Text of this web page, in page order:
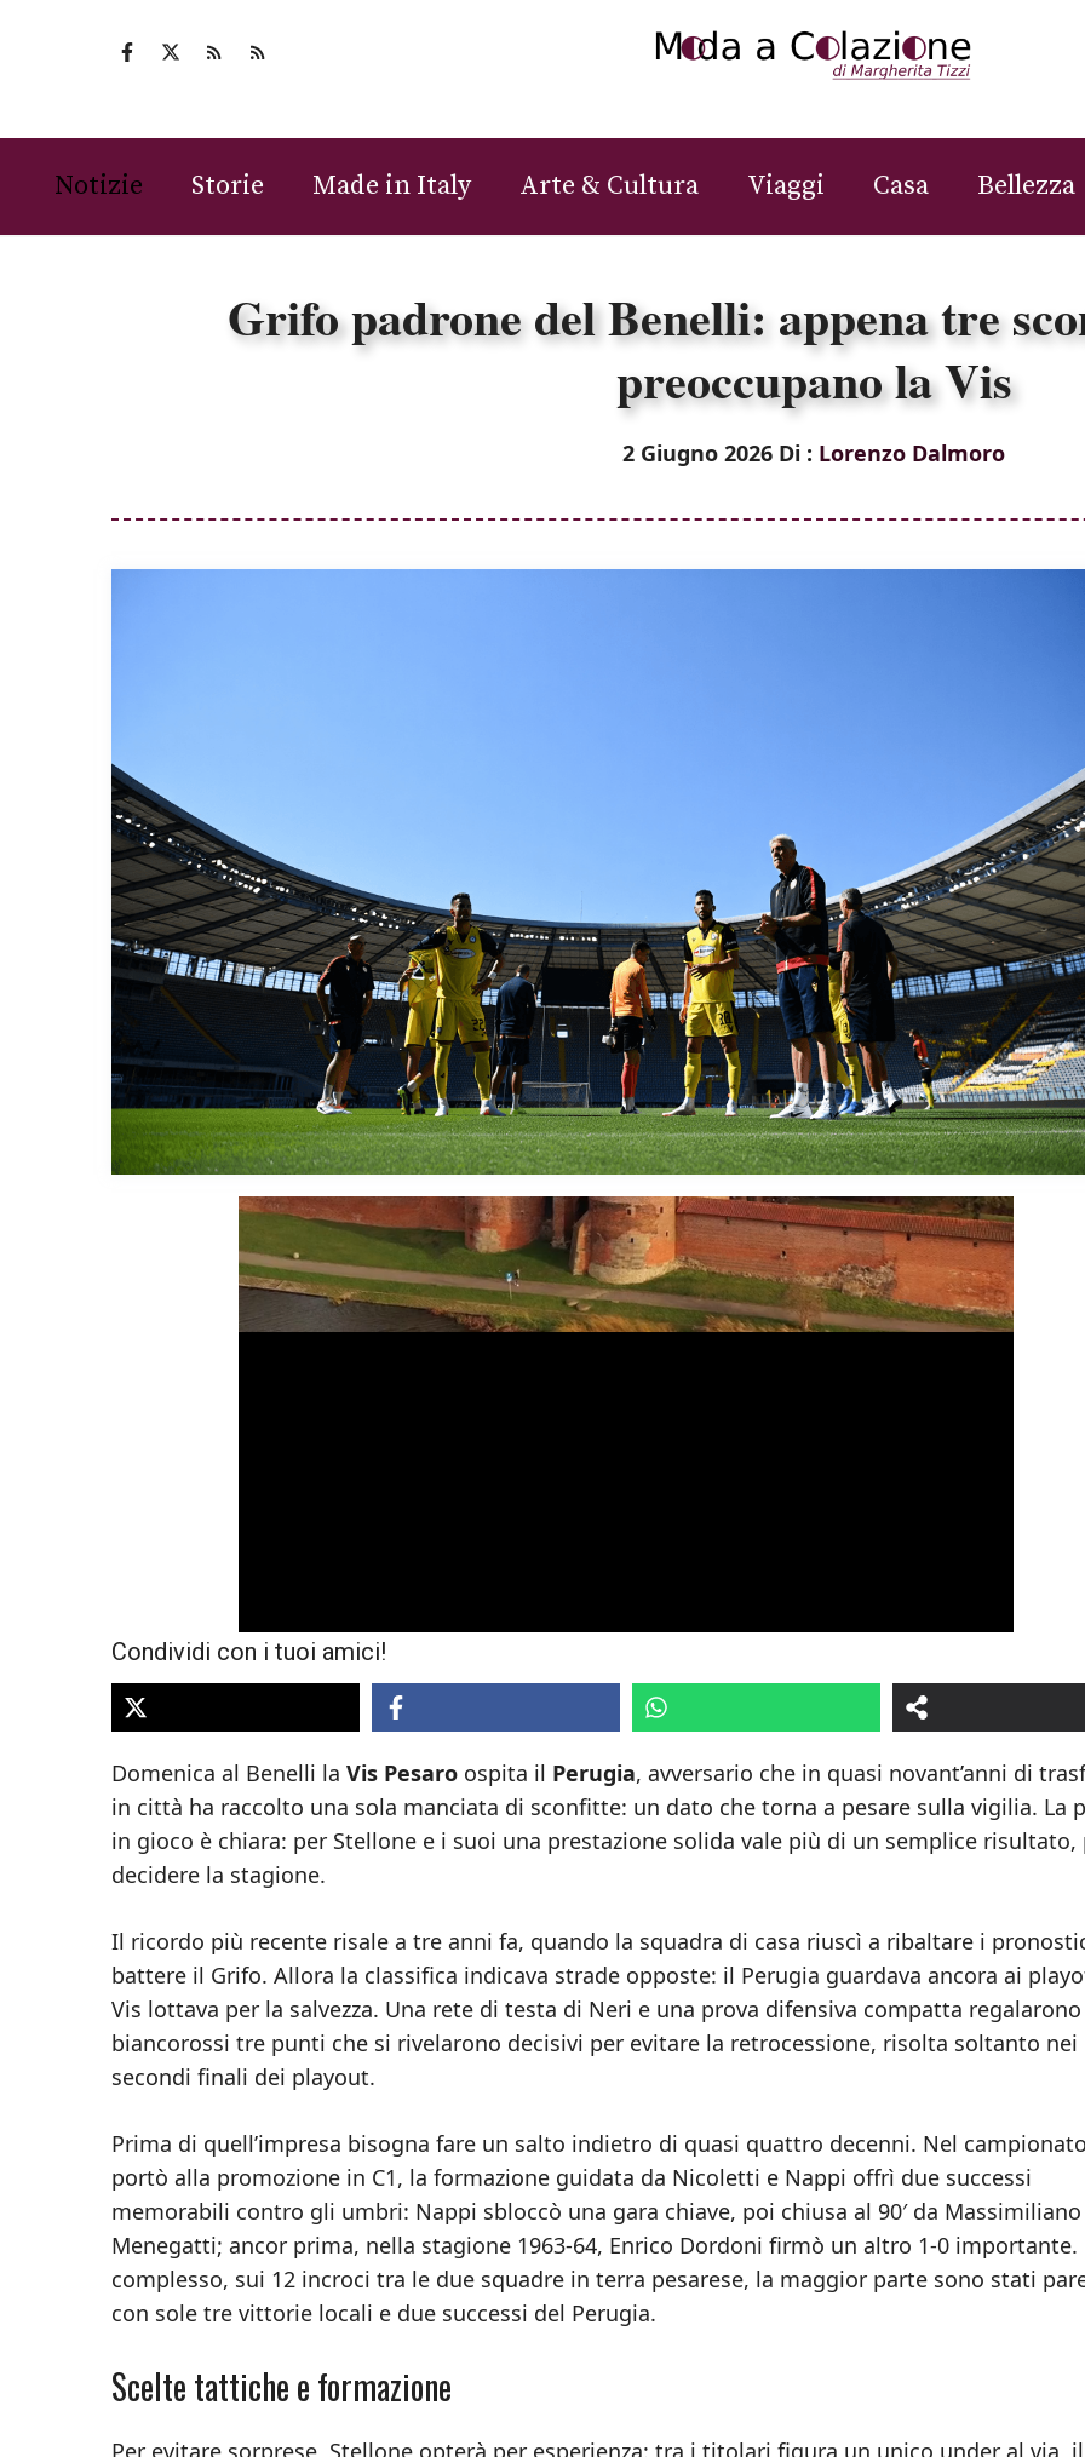
Notizie Storie Made in Italy Arte & Cultura Viaggi Casa Bellezza
Grifo padrone del Benelli: appena tre
preoccupano la Vis
2 Giugno 2026 Di : Lorenzo Dalmoro
Condividi con i tuoi amici!
Domenica al Benelli la Vis Pesaro ospita il Perugia, avversario che in quasi novant’anni di
in città ha raccolto una sola manciata di sconfitte: un dato che torna a pesare sulla vigilia. La
in gioco è chiara: per Stellone e i suoi una prestazione solida vale più di un semplice risultato,
decidere la stagione.
Il ricordo più recente risale a tre anni fa, quando la squadra di casa riuscì a ribaltare i
battere il Grifo. Allora la classifica indicava strade opposte: il Perugia guardava ancora ai
Vis lottava per la salvezza. Una rete di testa di Neri e una prova difensiva compatta
biancorossi tre punti che si rivelarono decisivi per evitare la retrocessione, risolta soltanto nei
secondi finali dei playout.
Prima di quell’impresa bisogna fare un salto indietro di quasi quattro decenni. Nel
portò alla promozione in C1, la formazione guidata da Nicoletti e Nappi offrì due successi
memorabili contro gli umbri: Nappi sbloccò una gara chiave, poi chiusa al 90′ da Massimiliano
Menegatti; ancor prima, nella stagione 1963-64, Enrico Dordoni firmò un altro 1-0 importante.
complesso, sui 12 incroci tra le due squadre in terra pesarese, la maggior parte sono stati
con sole tre vittorie locali e due successi del Perugia.
Scelte tattiche e formazione
Per evitare sorprese, Stellone opterà per esperienza: tra i titolari figura un unico under al via, il